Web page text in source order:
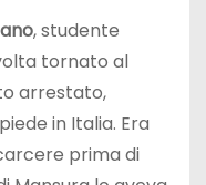
, studente
tornato al
arrestato,
in Italia. Era
prima di